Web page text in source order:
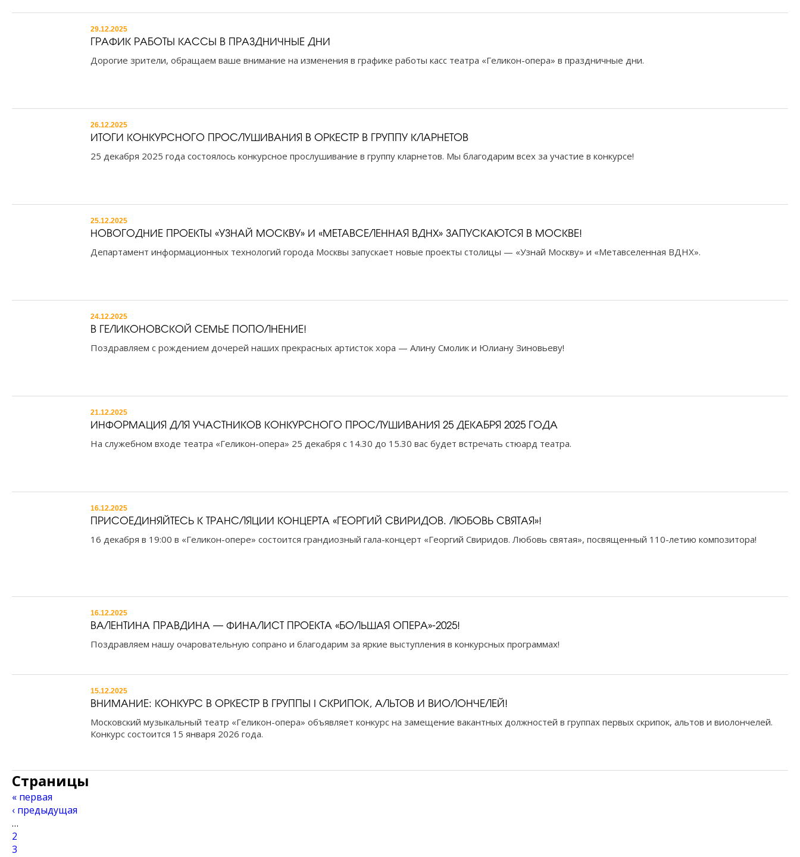
29.12.2025
ГРАФИК РАБОТЫ КАССЫ В ПРАЗДНИЧНЫЕ ДНИ
Дорогие зрители, обращаем ваше внимание на изменения в графике работы касс театра «Геликон-опера» в праздничные дни.
26.12.2025
ИТОГИ КОНКУРСНОГО ПРОСЛУШИВАНИЯ В ОРКЕСТР В ГРУППУ КЛАРНЕТОВ
25 декабря 2025 года состоялось конкурсное прослушивание в группу кларнетов. Мы благодарим всех за участие в конкурсе!
25.12.2025
НОВОГОДНИЕ ПРОЕКТЫ «УЗНАЙ МОСКВУ» И «МЕТАВСЕЛЕННАЯ ВДНХ» ЗАПУСКАЮТСЯ В МОСКВЕ!
Департамент информационных технологий города Москвы запускает новые проекты столицы — «Узнай Москву» и «Метавселенная ВДНХ».
24.12.2025
В ГЕЛИКОНОВСКОЙ СЕМЬЕ ПОПОЛНЕНИЕ!
Поздравляем с рождением дочерей наших прекрасных артисток хора — Алину Смолик и Юлиану Зиновьеву!
21.12.2025
ИНФОРМАЦИЯ ДЛЯ УЧАСТНИКОВ КОНКУРСНОГО ПРОСЛУШИВАНИЯ 25 ДЕКАБРЯ 2025 ГОДА
На служебном входе театра «Геликон-опера» 25 декабря с 14.30 до 15.30 вас будет встречать стюард театра.
16.12.2025
ПРИСОЕДИНЯЙТЕСЬ К ТРАНСЛЯЦИИ КОНЦЕРТА «ГЕОРГИЙ СВИРИДОВ. ЛЮБОВЬ СВЯТАЯ»!
16 декабря в 19:00 в «Геликон-опере» состоится грандиозный гала-концерт «Георгий Свиридов. Любовь святая», посвященный 110-летию композитора!
16.12.2025
ВАЛЕНТИНА ПРАВДИНА — ФИНАЛИСТ ПРОЕКТА «БОЛЬШАЯ ОПЕРА»-2025!
Поздравляем нашу очаровательную сопрано и благодарим за яркие выступления в конкурсных программах!
15.12.2025
ВНИМАНИЕ: КОНКУРС В ОРКЕСТР В ГРУППЫ I СКРИПОК, АЛЬТОВ И ВИОЛОНЧЕЛЕЙ!
Московский музыкальный театр «Геликон-опера» объявляет конкурс на замещение вакантных должностей в группах первых скрипок, альтов и виолончелей.
Конкурс состоится 15 января 2026 года.
Страницы
« первая
‹ предыдущая
…
2
3